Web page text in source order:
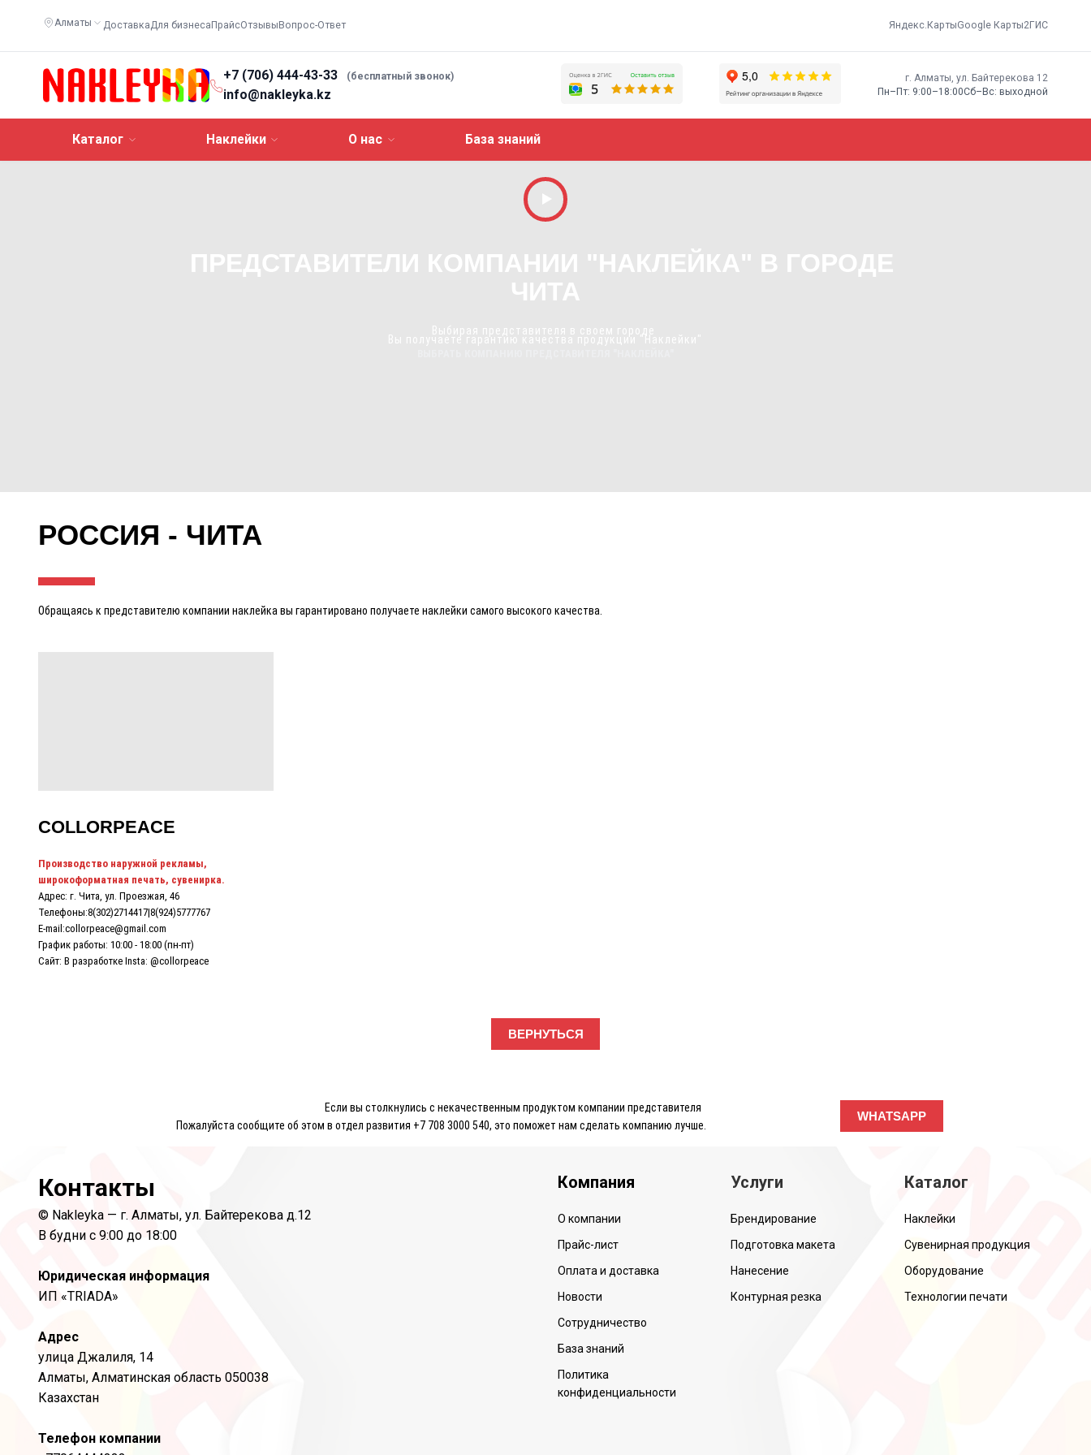
Алматы ДоставкаДля бизнеса ПрайсОтзывы Вопрос-Ответ Яндекс.КартыGoogle Карты2ГИС
+7 (706) 444-43-33 (бесплатный звонок)
info@nakleyka.kz
г. Алматы, ​ул. Байтерекова 12
Пн–Пт: 9:00–18:00Сб–Вс: выходной
Каталог Наклейки О нас База знаний
ПРЕДСТАВИТЕЛИ КОМПАНИИ "НАКЛЕЙКА" В ГОРОДЕ
ЧИТА
Выбирая представителя в своем городе
Вы получаете гарантию качества продукции "Наклейки"
РОССИЯ - ЧИТА
Обращаясь к представителю компании наклейка вы гарантировано получаете наклейки самого высокого качества.
СOLLORPEACE
Производство наружной рекламы,
широкоформатная печать, сувенирка.
Адрес: г. Чита, ул. Проезжая, 46
Телефоны:8(302)2714417|8(924)5777767
E-mail:collorpeace@gmail.com
График работы: 10:00 - 18:00 (пн-пт)
Сайт: В разработке Insta: @collorpeace
ВЕРНУТЬСЯ
Если вы столкнулись с некачественным продуктом компании представителя
Пожалуйста сообщите об этом в отдел развития +7 708 3000 540, это поможет нам сделать компанию лучше.
WHATSAPP
Контакты
© Nakleyka — г. Алматы, ул. Байтерекова д.12
В будни с 9:00 до 18:00
Юридическая информация
ИП «TRIADA»
Адрес
улица Джалиля, 14
Алматы, Алматинская область 050038
Казахстан
Телефон компании
Компания
О компании
Прайс-лист
Оплата и доставка
Новости
Сотрудничество
База знаний
Политика
конфиденциальности
Услуги
Брендирование
Подготовка макета
Нанесение
Контурная резка
Каталог
Наклейки
Сувенирная продукция
Оборудование
Технологии печати